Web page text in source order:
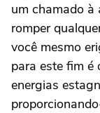
um chamado à
romper
você mesmo
para este fim é
energias